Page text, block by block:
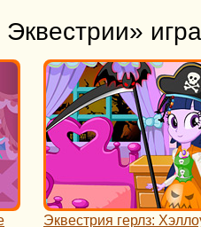
Эквестрия герлз: